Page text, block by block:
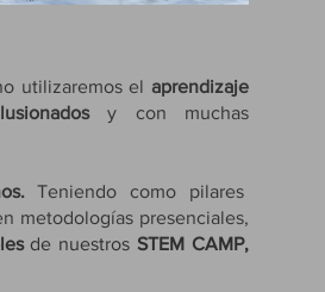
utilizaremos elaprendizaje
y con muchas
Teniendo como pilares
metodologías presenciales,
de nuestros STEM CAMP,